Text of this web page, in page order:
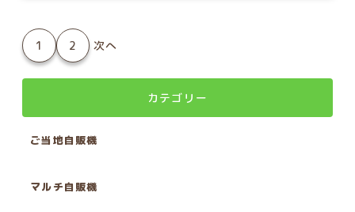
1 2 次へ
カテゴリー
ご当地自販機
マルチ自販機